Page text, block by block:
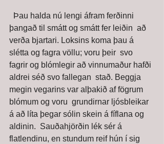
þangað til smátt og smátt fer leiðin  að
verða bjartari. Loksins koma þau á
slétta og fagra völlu; voru þeir  svo
fagrir og blómlegir að vinnumaður hafði
aldrei séð svo fallegan  stað. Beggja
megin vegarins var alþakið af fögrum
blómum og voru  grundirnar ljósbleikar
á að líta þegar sólin skein á fíflana og
aldinin.  Sauðahjörðin lék sér á
flatlendinu, en stundum reif hún í sig